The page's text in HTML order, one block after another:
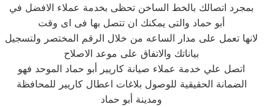
بمجرد اتصالك بالخط الساخن تحظى بخدمة عملاء الافضل في
أبو حماد والتى يمكنك ان تتصل بها فى اى وقت
لانها تعمل على مدار الساعه من خلال الرقم المختصر ولتسجيل
بياناتك والاتفاق على موعد الاصلاح
اتصل علي خدمة عملاء صيانة كاريير أبو حماد الموحد فهو
الضمانة الحقيقية للوصول بلاغات اعطال كاريير للمحافظة
ومدينة أبو حماد